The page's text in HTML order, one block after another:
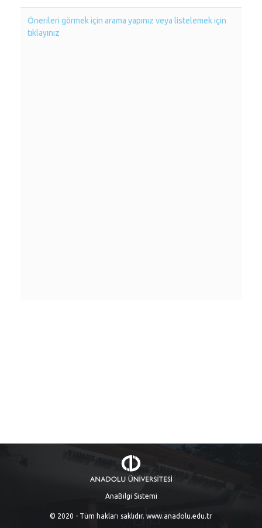
Önerileri görmek için arama yapınız veya listelemek için
tıklayınız
AnaBilgi Sistemi
© 2020 - Tüm hakları saklıdır. www.anadolu.edu.tr